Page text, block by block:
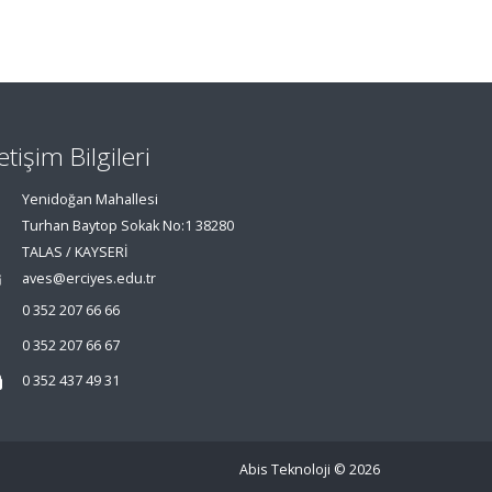
Bilgileri
Yenidoğan Mahallesi
Turhan Baytop Sokak No:1 38280
TALAS / KAYSERİ
aves@erciyes.edu.tr
0 352 207 66 66
0 352 207 66 67
0 352 437 49 31
Abis Teknoloji © 2026